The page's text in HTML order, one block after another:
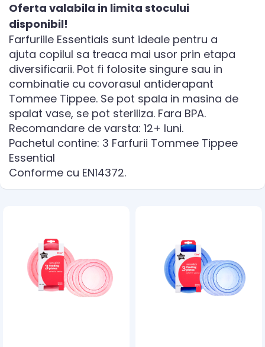
Oferta valabila in limita stocului
disponibil!
Farfuriile Essentials sunt ideale pentru a
ajuta copilul sa treaca mai usor prin etapa
diversificarii. Pot fi folosite singure sau in
combinatie cu covorasul antiderapant
Tommee Tippee. Se pot spala in masina de
spalat vase, se pot steriliza. Fara BPA.
Recomandare de varsta: 12+ luni.
Pachetul contine: 3 Farfurii Tommee Tippee
Essential
Conforme cu EN14372.